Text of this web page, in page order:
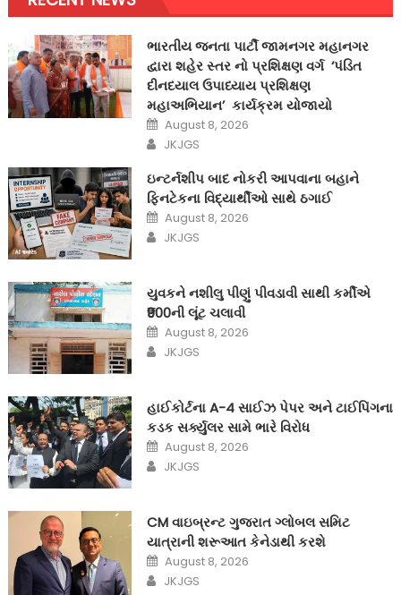
ભારતીય જનતા પાર્ટી જામનગર મહાનગર
દ્વારા શહેર સ્તર નો પ્રશિક્ષણ વર્ગ ‘પંડિત
દીનદયાલ ઉપાધ્યાય પ્રશિક્ષણ
મહાઅભિયાન’ કાર્યક્રમ યોજાયો
Posted
on
August 8, 2026
Author
JKJGS
ઇન્ટર્નશીપ બાદ નોકરી આપવાના બહાને
ફિનટેકના વિદ્યાર્થીઓ સાથે ઠગાઈ
Posted
on
August 8, 2026
Author
JKJGS
યુવકને નશીલુ પીણું પીવડાવી સાથી કર્મીએ
₹900ની લૂંટ ચલાવી
Posted
on
August 8, 2026
Author
JKJGS
હાઈકોર્ટના A-4 સાઈઝ પેપર અને ટાઈપિંગના
કડક સર્ક્યુલર સામે ભારે વિરોધ
Posted
on
August 8, 2026
Author
JKJGS
CM વાઇબ્રન્ટ ગુજરાત ગ્લોબલ સમિટ
યાત્રાની શરૂઆત કેનેડાથી કરશે
Posted
on
August 8, 2026
Author
JKJGS